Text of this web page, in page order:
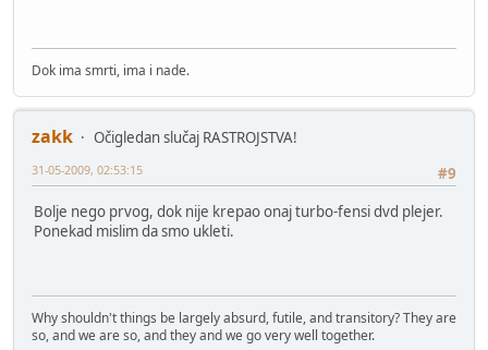
Dok ima smrti, ima i nade.
zakk
Očigledan slučaj RASTROJSTVA!
#9
31-05-2009, 02:53:15
Bolje nego prvog, dok nije krepao onaj turbo-fensi dvd plejer.
Ponekad mislim da smo ukleti.
Why shouldn't things be largely absurd, futile, and transitory? They are
so, and we are so, and they and we go very well together.